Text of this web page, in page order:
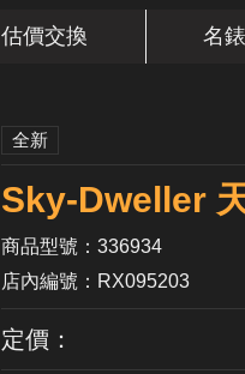
估價交換 名
全新
Sky-Dweller
商品型號：336934
店內編號：RX095203
定價：